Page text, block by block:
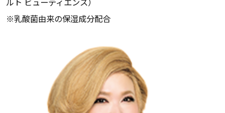
※乳酸菌由来の保湿成分配合